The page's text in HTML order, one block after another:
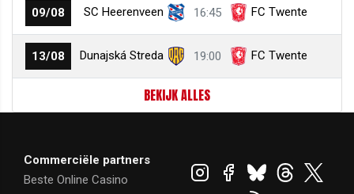
09/08 SC Heerenveen 16:45 FC Twente
13/08 Dunajská Streda 19:00 FC Twente
BEKIJK ALLES
Commerciële partners
Beste Online Casino